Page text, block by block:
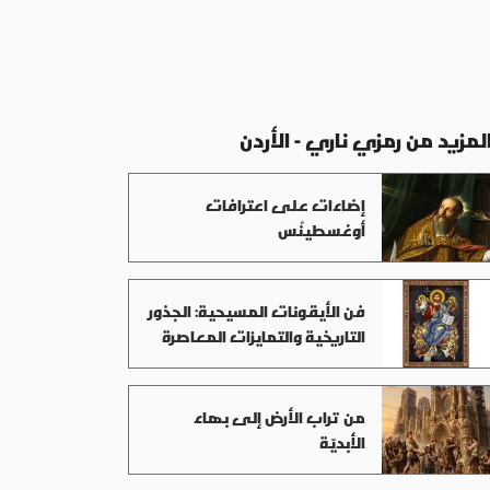
من رمزي ناري - الأردن
إضاءات على اعترافات
أوغسطينُس
فن الأيقونات المسيحية: الجذور
التاريخية والتمايزات المعاصرة
من تراب الأرض إلى بهاء
الأبديّة